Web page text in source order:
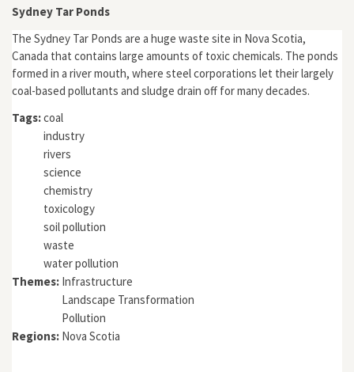
Sydney Tar Ponds
The Sydney Tar Ponds are a huge waste site in Nova Scotia,
Canada that contains large amounts of toxic chemicals. The ponds
formed in a river mouth, where steel corporations let their largely
coal-based pollutants and sludge drain off for many decades.
Tags:coal
industry
rivers
science
chemistry
toxicology
soil pollution
waste
water pollution
Themes: Infrastructure
Landscape Transformation
Pollution
Regions: Nova Scotia